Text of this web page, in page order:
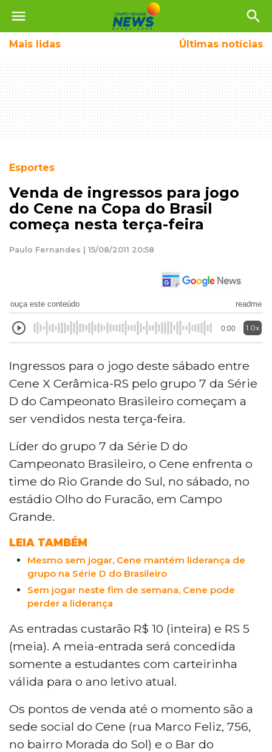
menu search
Mais lidas Últimas notícias
Esportes
Venda de ingressos para jogo
do Cene na Copa do Brasil
começa nesta terça-feira
Paulo Fernandes | 15/08/2011 20:58
ouça este conteúdo readme
0:00 1.0x
Ingressos para o jogo deste sábado entre
Cene X Cerâmica-RS pelo grupo 7 da Série
D do Campeonato Brasileiro começam a
ser vendidos nesta terça-feira.
Líder do grupo 7 da Série D do
Campeonato Brasileiro, o Cene enfrenta o
time do Rio Grande do Sul, no sábado, no
estádio Olho do Furacão, em Campo
Grande.
LEIA TAMBÉM
Mesmo sem jogar, Cene mantém liderança de
grupo na Série D do Brasileiro
Sem jogar neste fim de semana, Cene pode
perder a liderança
As entradas custarão R$ 10 (inteira) e RS 5
(meia). A meia-entrada será concedida
somente a estudantes com carteirinha
válida para o ano letivo atual.
Os pontos de venda até o momento são a
sede social do Cene (rua Marco Feliz, 756,
no bairro Morada do Sol) e o Bar do